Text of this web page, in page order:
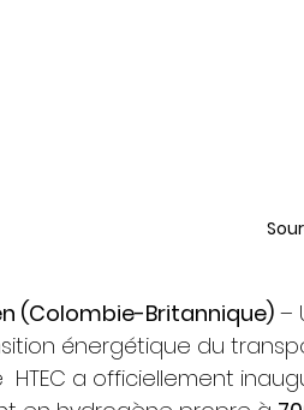
(Colombie-Britannique) –
énergétique du
HTEC⁠ a officiellement